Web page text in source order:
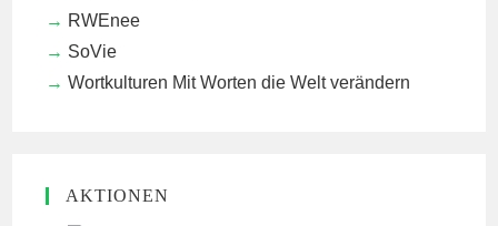
RWEnee
SoVie
Wortkulturen Mit Worten die Welt verändern
AKTIONEN